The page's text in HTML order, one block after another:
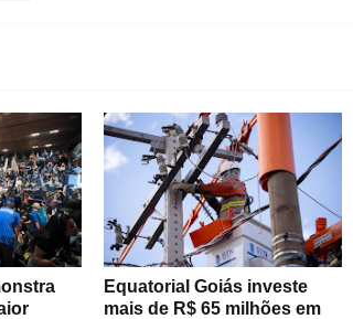
Equatorial Goiás investe
mais de R$ 65 milhões em